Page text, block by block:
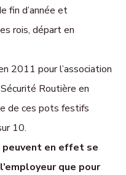
fin d’année et
rois, départ en
2011 pour l’association
Routière en
de ces pots festifs
10.
peuvent en effet se
que pour